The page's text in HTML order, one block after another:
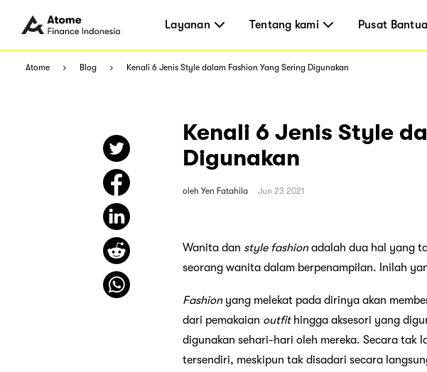
Layanan Tentang kami Pusat
Atome Blog Kenali 6 Jenis Style dalam Fashion Yang Sering Digunakan
Kenali 6 Jenis Style
Digunakan
oleh Yen Fatahila Jun 23 2021
Wanita dan style fashionadalah dua hal yang
seorang wanita dalam berpenampilan. Inilah
Fashionyang melekat pada dirinya akan
dari pemakaian outfithingga aksesori yang
digunakan sehari-hari oleh mereka. Secara tak
tersendiri, meskipun tak disadari secara